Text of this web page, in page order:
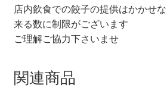
店内飲食での餃子の提供はかかせ
来る数に制限がございます
ご理解ご協力下さいませ
関連商品